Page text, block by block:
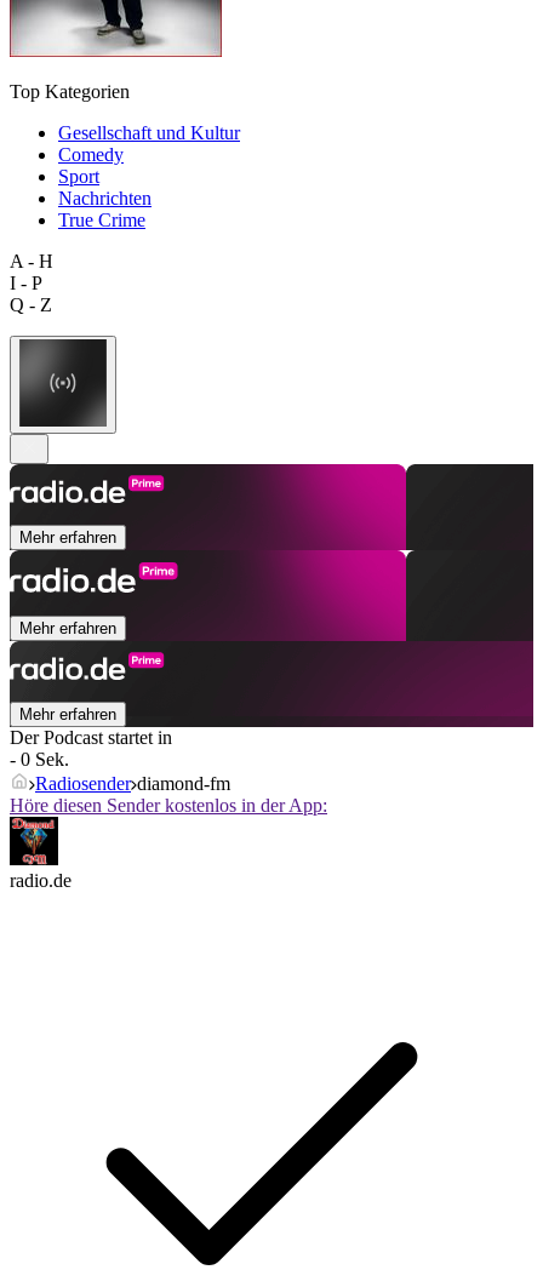
Top Kategorien
Gesellschaft und Kultur
Comedy
Sport
Nachrichten
True Crime
A - H
I - P
Q - Z
Mehr erfahren
Mehr erfahren
Mehr erfahren
Der Podcast startet in
- 0 Sek.
Radiosender diamond-fm
Höre diesen Sender kostenlos in der App:
radio.de